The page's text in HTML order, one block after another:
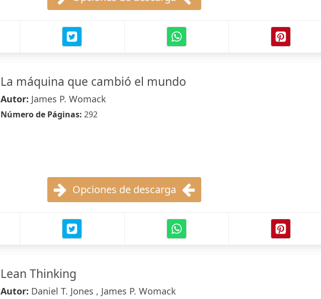
La máquina que cambió el mundo
Autor: James P. Womack
Número de Páginas: 292
Opciones de descarga
Lean Thinking
Autor: Daniel T. Jones , James P. Womack